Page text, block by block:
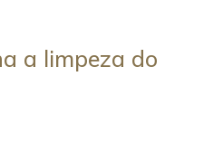
a limpeza do